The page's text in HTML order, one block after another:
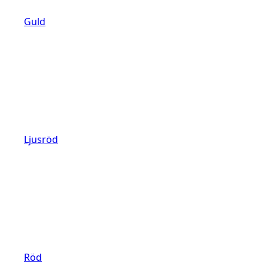
Guld
Ljusröd
Röd